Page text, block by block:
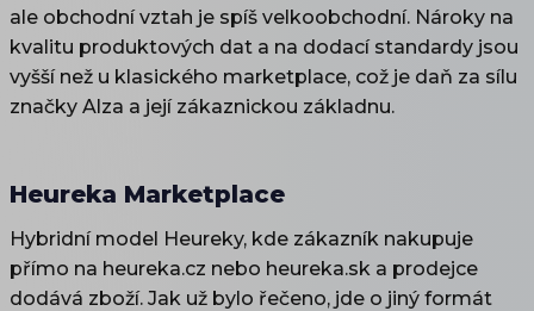
ale obchodní vztah je spíš velkoobchodní. Nároky na
kvalitu produktových dat a na dodací standardy jsou
vyšší než u klasického marketplace, což je daň za sílu
značky Alza a její zákaznickou základnu.
Heureka Marketplace
Hybridní model Heureky, kde zákazník nakupuje
přímo na heureka.cz nebo heureka.sk a prodejce
dodává zboží. Jak už bylo řečeno, jde o jiný formát